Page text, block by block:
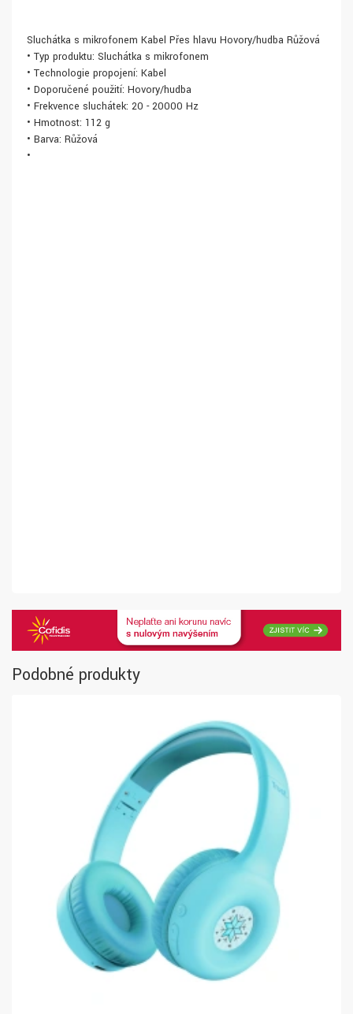
Sluchátka s mikrofonem Kabel Přes hlavu Hovory/hudba Růžová
• Typ produktu: Sluchátka s mikrofonem
• Technologie propojení: Kabel
• Doporučené použití: Hovory/hudba
• Frekvence sluchátek: 20 - 20000 Hz
• Hmotnost: 112 g
• Barva: Růžová
•
Podobné produkty